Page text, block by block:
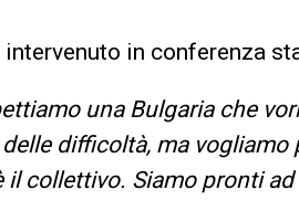
intervenuto in conferenza
una Bulgaria che
difficoltà, ma
il collettivo. Siamo pronti